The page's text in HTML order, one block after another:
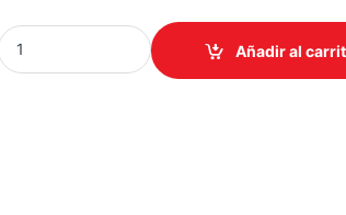
FUENTE ANTEC/FUENTE DE PODER GSK750
Añadir al